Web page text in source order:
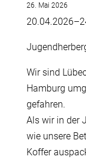
26. Mai 2026
Wir sind
Hamburg
gefahren.
Als wir in der
wie unsere
Koffer